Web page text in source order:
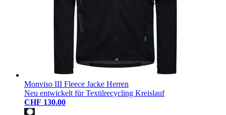
Monviso III Fleece Jacke Herren
Neu entwickelt für Textilrecycling Kreislauf
CHF 130.00